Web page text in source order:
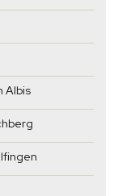
Albis